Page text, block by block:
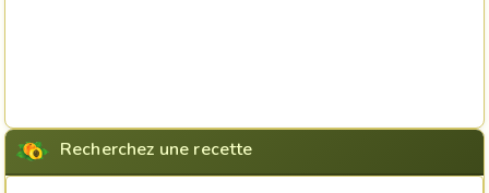
Recherchez une recette